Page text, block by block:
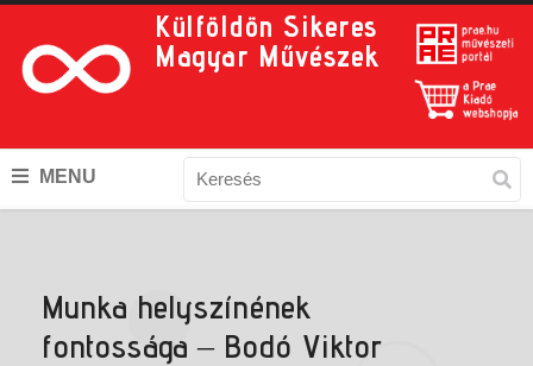
Külföldön Sikeres
Magyar Művészek
MENU
Munka helyszínének
fontossága – Bodó Viktor